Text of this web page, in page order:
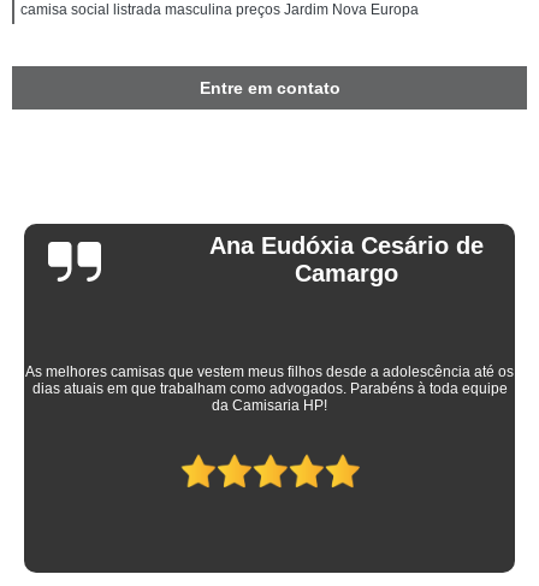
camisa social listrada masculina preços Jardim Nova Europa
Entre em contato
Ana Eudóxia Cesário de
Camargo
As melhores camisas que vestem meus filhos desde a adolescência até os
dias atuais em que trabalham como advogados. Parabéns à toda equipe
da Camisaria HP!